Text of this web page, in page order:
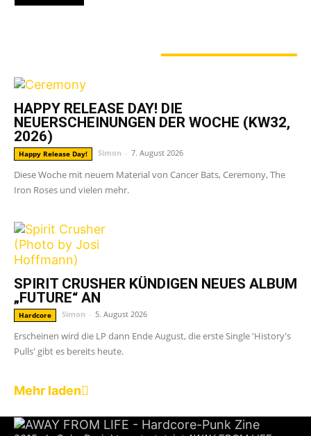
HAPPY RELEASE DAY! DIE
NEUERSCHEINUNGEN DER WOCHE (KW32,
2026)
Happy Release Day! Simon - 7. August 2026
Diese Woche mit neuem Material von Cancer Bats, Ceremony, The
Iron Roses und vielen mehr.
SPIRIT CRUSHER KÜNDIGEN NEUES ALBUM
„FUTURE“ AN
Hardcore Simon - 5. August 2026
Erscheinen wird die LP dann Ende August, die erste Single 'History's
Pulls' gibt es bereits heute.
Mehr laden